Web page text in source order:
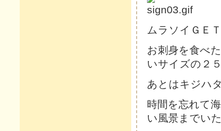
ムラソイＧＥＴ
お刺身を食べ
いサイズの２
あとはキジハ
時間を忘れて
い風景までい